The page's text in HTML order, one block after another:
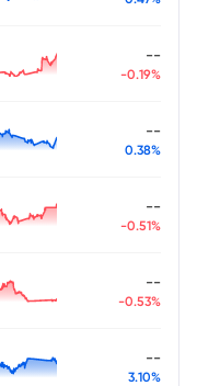
--
-0.19%
--
0.38%
--
-0.51%
--
-0.53%
--
3.10%